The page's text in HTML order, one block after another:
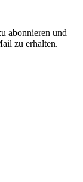
abonnieren und
zu erhalten.